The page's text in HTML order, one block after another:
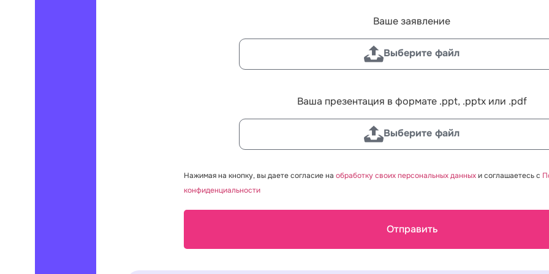
Ваше заявление
Выберите файл
Ваша презентация в формате .ppt, .pptx или .pdf
Выберите файл
Нажимая на кнопку, вы даете согласие на обработку своих персональных данныхи соглашаетесь с
конфиденциальности